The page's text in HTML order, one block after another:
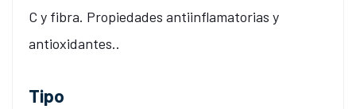
C y fibra. Propiedades antiinflamatorias y
antioxidantes..
Tipo